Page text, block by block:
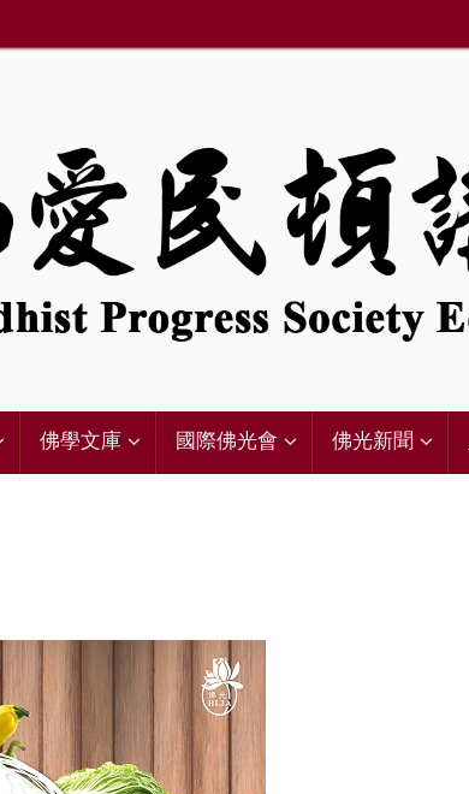
佛學文庫 國際佛光會 佛光新聞